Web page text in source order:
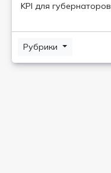
KPI для губернаторов
Рубрики